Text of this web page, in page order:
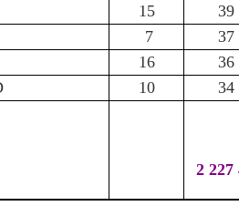
15 39
7 37
16 36
10 34
2